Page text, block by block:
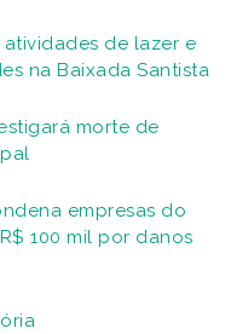
atividades de lazer e
na Baixada Santista
morte de
empresas do
100 mil por danos